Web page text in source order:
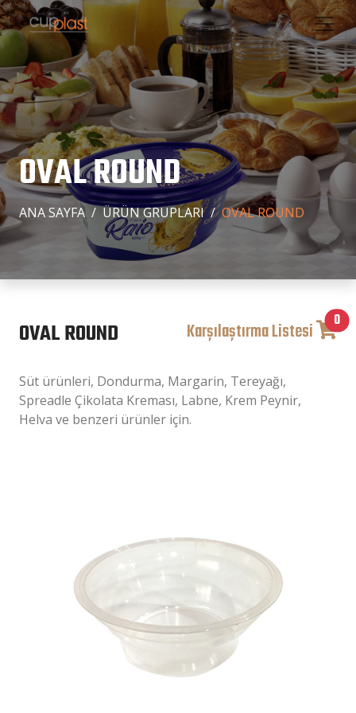
OVAL ROUND
ANA SAYFA ÜRÜN GRUPLARI OVAL ROUND
OVAL ROUND Karşılaştırma Listesi 0
Süt ürünleri, Dondurma, Margarin, Tereyağı,
Spreadle Çikolata Kreması, Labne, Krem Peynir,
Helva ve benzeri ürünler için.